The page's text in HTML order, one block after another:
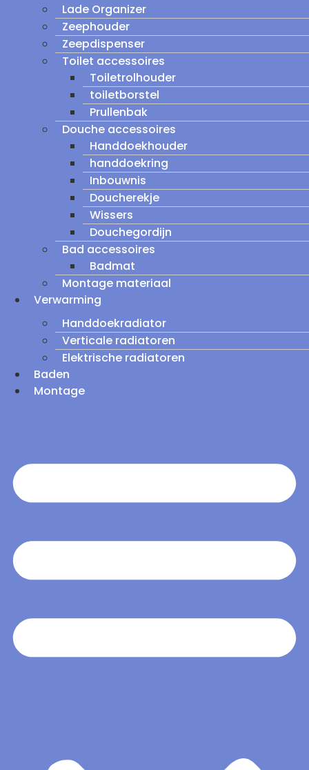
Lade Organizer
Zeephouder
Zeepdispenser
Toilet accessoires
Toiletrolhouder
toiletborstel
Prullenbak
Douche accessoires
Handdoekhouder
handdoekring
Inbouwnis
Doucherekje
Wissers
Douchegordijn
Bad accessoires
Badmat
Montage materiaal
Verwarming
Handdoekradiator
Verticale radiatoren
Elektrische radiatoren
Baden
Montage